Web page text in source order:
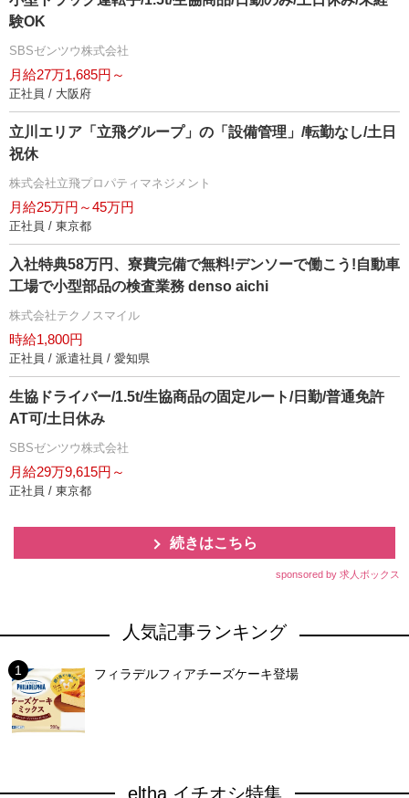
験OK
SBSゼンツウ株式会社
月給27万1,685円～
正社員 / 大阪府
立川エリア「立飛グループ」の「設備管理」/転勤なし/土日
祝休
株式会社立飛プロパティマネジメント
月給25万円～45万円
正社員 / 東京都
入社特典58万円、寮費完備で無料!デンソーで働こう!自動車
工場で小型部品の検査業務 denso aichi
株式会社テクノスマイル
時給1,800円
正社員 / 派遣社員 / 愛知県
生協ドライバー/1.5t/生協商品の固定ルート/日勤/普通免許
AT可/土日休み
SBSゼンツウ株式会社
月給29万9,615円～
正社員 / 東京都
続きはこちら
sponsored by 求人ボックス
人気記事ランキング
フィラデルフィアチーズケーキ登場
eltha イチオシ特集